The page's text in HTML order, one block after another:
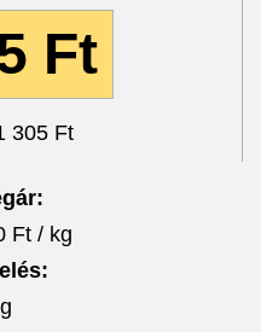
Ft
305 Ft
Ft / kg